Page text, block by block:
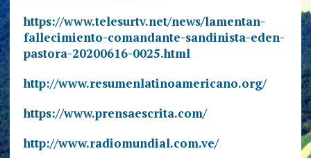
https://www.telesurtv.net/news/lamentan-
fallecimiento-comandante-sandinista-eden-
pastora-20200616-0025.html
http://www.resumenlatinoamericano.org/
https://www.prensaescrita.com/
http://www.radiomundial.com.ve/